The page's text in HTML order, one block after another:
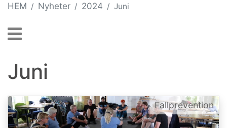
HEM Nyheter 2024 Juni
Juni
Fallprevention